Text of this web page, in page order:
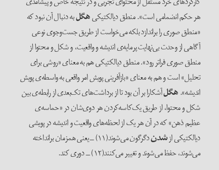
هر حکم انضمامی است». منطق دیالکتیکیهگلبه دنبال آن نبود که
«منطق صوری را براندازد بلکه می‌‌خواست از طریق جست‌‌وجوی نوعی
آگاهی از وحدت بی‌‌نهایت پرمایه‌‌ی اندیشه و واقعیت، و شکل و محتوا از
منطق صوری فراتر رود». منطق دیالکتیکی هم به معنای «روشی برای
تحلیل» است و هم به معنای «بازآفرینی پویش امر واقعی به واسطه‌‌ی پویش
اندیشه». هگلآشکارا بر آن بود تا از برداشت‌‌های تک‌‌بعدی از رابطه‌‌ی بین
شکل و محتوا، از طریق یک‌‌کاسه‌‌کردن هر دوی‌‌شان در «حماسه‌‌ی
عظیم ذهن» که در آن هر یک از لحظه‌‌های واقعیت و اندیشه در پویشی
دیالکتیکی ازشدن
دگرگون می‌‌شوند(۱۱) ــ یعنی همزمان برانداخته
می‌‌شوند، حفظ می‌‌شوند و تغییر می‌‌کنند(۱۲) ــ دوری کند.